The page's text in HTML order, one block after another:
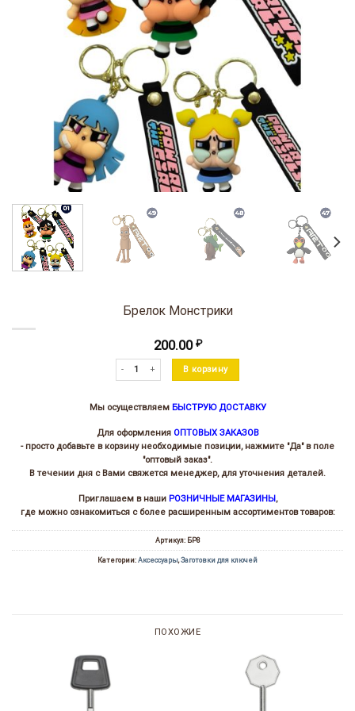
Брелок Монстрики
200.00 ₽
Количество товара Брелок Монстрики
В корзину
Мы осуществляем БЫСТРУЮ ДОСТАВКУ
Для оформления ОПТОВЫХ ЗАКАЗОВ
- просто добавьте в корзину необходимые позиции, нажмите "Да" в поле
"оптовый заказ".
В течении дня с Вами свяжется менеджер, для уточнения деталей.
Приглашаем в наши РОЗНИЧНЫЕ МАГАЗИНЫ,
где можно ознакомиться с более расширенным ассортиментов товаров:
Артикул: БР8
Категории: Аксессуары,Заготовки для ключей
ПОХОЖИЕ